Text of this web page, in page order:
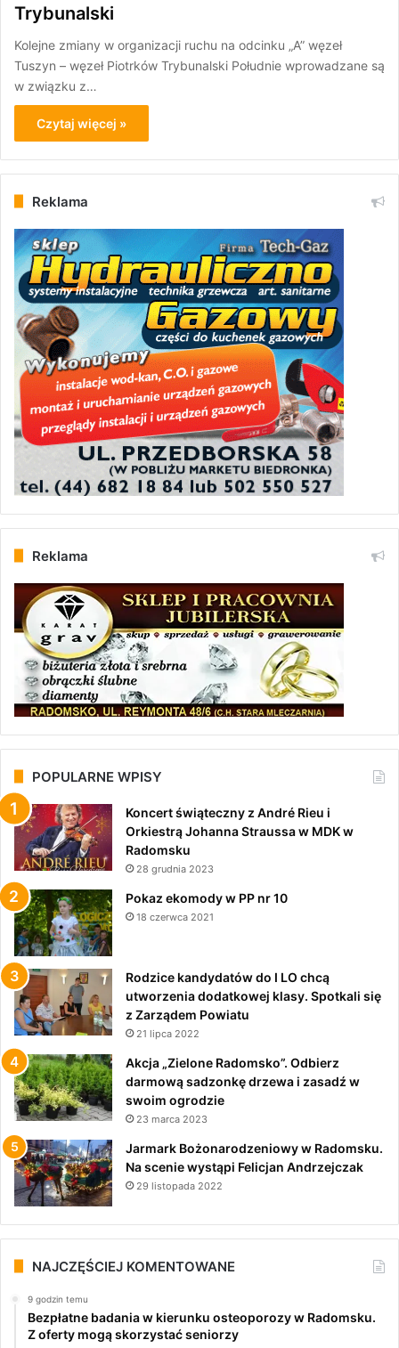
Trybunalski
Kolejne zmiany w organizacji ruchu na odcinku „A” węzeł
Tuszyn – węzeł Piotrków Trybunalski Południe wprowadzane są
w związku z…
Czytaj więcej »
Reklama
Reklama
POPULARNE WPISY
Koncert świąteczny z André Rieu i
Orkiestrą Johanna Straussa w MDK w
Radomsku
28 grudnia 2023
Pokaz ekomody w PP nr 10
18 czerwca 2021
Rodzice kandydatów do I LO chcą
utworzenia dodatkowej klasy. Spotkali się
z Zarządem Powiatu
21 lipca 2022
Akcja „Zielone Radomsko”. Odbierz
darmową sadzonkę drzewa i zasadź w
swoim ogrodzie
23 marca 2023
Jarmark Bożonarodzeniowy w Radomsku.
Na scenie wystąpi Felicjan Andrzejczak
29 listopada 2022
NAJCZĘŚCIEJ KOMENTOWANE
9 godzin temu
Bezpłatne badania w kierunku osteoporozy w Radomsku.
Z oferty mogą skorzystać seniorzy